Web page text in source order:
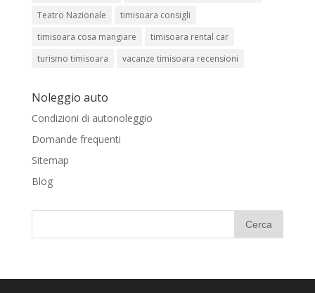
Teatro Nazionale
timisoara consigli
timisoara cosa mangiare
timisoara rental car
turismo timisoara
vacanze timisoara recensioni
Noleggio auto
Condizioni di autonoleggio
Domande frequenti
Sitemap
Blog